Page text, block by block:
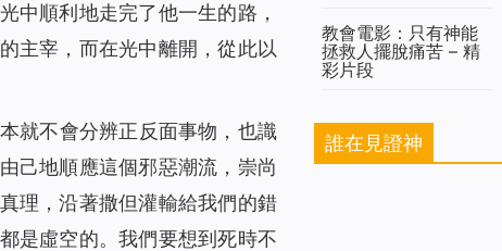
中順利地走完了他一生的路，
主宰，而在光中離開，從此以
就不會分辨正反面事物，也識
己地順應這個邪惡潮流，崇尚
理，沿著撒但灌輸給我們的錯
是虛空的。我們要想到死時不
教會電影：只有神能
拯救人擺脫痛苦 – 精
彩片段
誰在見證神